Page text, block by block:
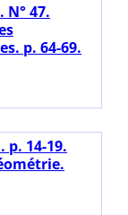
47.
p. 64-69.
p. 14-19.